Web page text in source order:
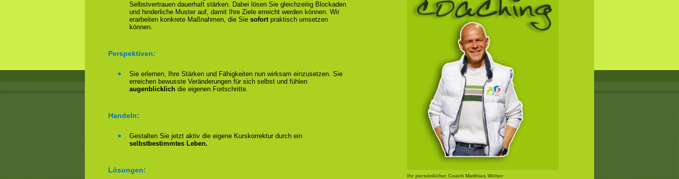
Ihr persönlicher Coach Matthias Weber
Selbstvertrauen dauerhaft stärken. Dabei lösen Sie gleichzeitig Blockaden
und hinderliche Muster auf, damit Ihre Ziele erreicht werden können. Wir
erarbeiten konkrete Maßnahmen, die Sie sofortpraktisch umsetzen
können.
Perspektiven:
Sie erlernen, Ihre Stärken und Fähigkeiten nun wirksam einzusetzen. Sie
erreichen bewusste Veränderungen für sich selbst und fühlen
augenblicklich die eigenen Fortschritte.
Handeln:
Gestalten Sie jetzt aktiv die eigene Kurskorrektur durch ein
selbstbestimmtes Leben.
Lösungen: